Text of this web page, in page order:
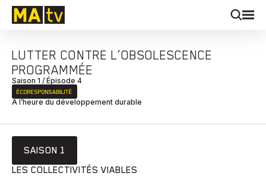
LUTTER CONTRE L’OBSOLESCENCE
PROGRAMMÉE
Saison 1 / Épisode 4
ÉCORESPONSABILITÉ
À l’heure du développement durable
SAISON 1
LES COLLECTIVITÉS VIABLES